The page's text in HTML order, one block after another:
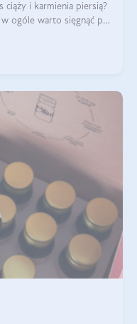
ciąży i karmienia piersią?
ogóle warto sięgnąć po